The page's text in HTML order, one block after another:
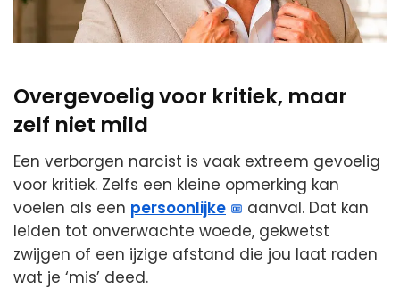
Overgevoelig voor kritiek, maar
zelf niet mild
Een verborgen narcist is vaak extreem gevoelig
voor kritiek. Zelfs een kleine opmerking kan
voelen als een persoonlijke
aanval. Dat kan
leiden tot onverwachte woede, gekwetst
zwijgen of een ijzige afstand die jou laat raden
wat je ‘mis’ deed.